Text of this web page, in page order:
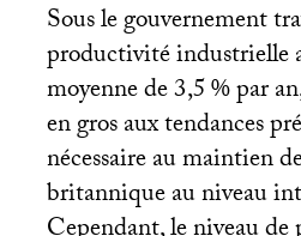
Sous le gouvernement
productivité industrielle
moyenne de 3,5% par
en gros aux tendances
nécessaire au maintien
britannique au niveau